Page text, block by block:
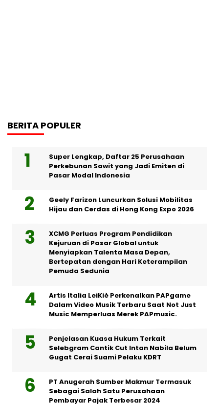
BERITA POPULER
Super Lengkap, Daftar 25 Perusahaan
Perkebunan Sawit yang Jadi Emiten di
Pasar Modal Indonesia
Geely Farizon Luncurkan Solusi Mobilitas
Hijau dan Cerdas di Hong Kong Expo 2026
XCMG Perluas Program Pendidikan
Kejuruan di Pasar Global untuk
Menyiapkan Talenta Masa Depan,
Bertepatan dengan Hari Keterampilan
Pemuda Sedunia
Artis Italia LeiKiè Perkenalkan PAPgame
Dalam Video Musik Terbaru Saat Not Just
Music Memperluas Merek PAPmusic.
Penjelasan Kuasa Hukum Terkait
Selebgram Cantik Cut Intan Nabila Belum
Gugat Cerai Suami Pelaku KDRT
PT Anugerah Sumber Makmur Termasuk
Sebagai Salah Satu Perusahaan
Pembayar Pajak Terbesar 2024